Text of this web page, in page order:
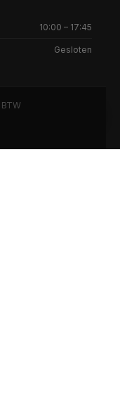
10:00 – 17:45
Gesloten